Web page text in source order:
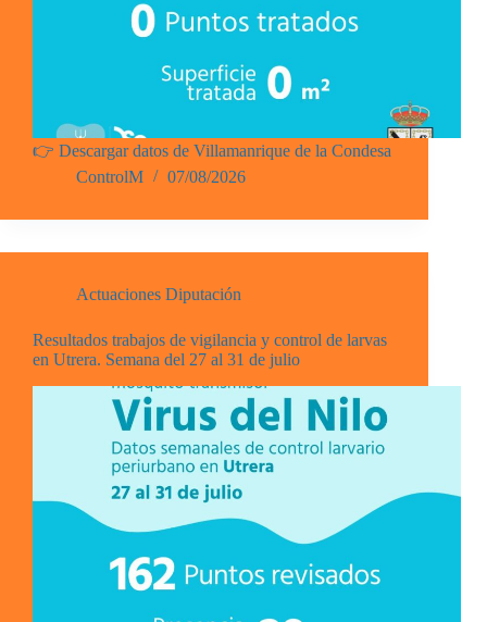
👉 Descargar datos de Villamanrique de la Condesa
ControlM
07/08/2026
Actuaciones Diputación
Resultados trabajos de vigilancia y control de larvas
en Utrera. Semana del 27 al 31 de julio